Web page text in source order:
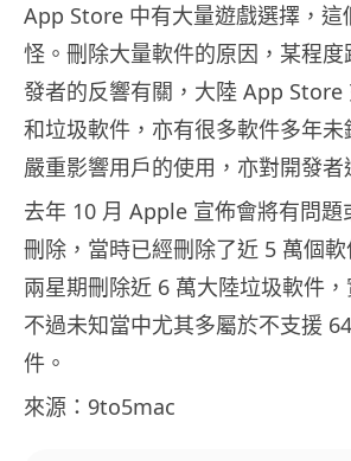
App Store 中有大量遊戲選擇，這
怪。刪除大量軟件的原因，某程
發者的反響有關，大陸 App Store
和垃圾軟件，亦有很多軟件多年未
嚴重影響用戶的使用，亦對開發者
去年 10 月 Apple 宣佈會將有問題
刪除，當時已經刪除了近 5 萬個
兩星期刪除近 6 萬大陸垃圾軟件，
不過未知當中尤其多屬於不支援
件。
來源：9to5mac